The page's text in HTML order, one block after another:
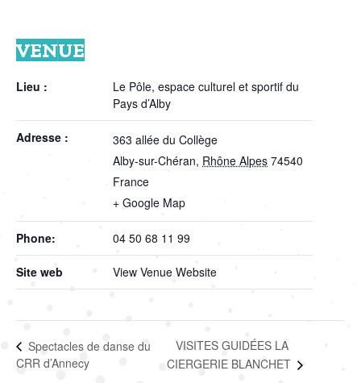
VENUE
Lieu :
Le Pôle, espace culturel et sportif du
Pays d’Alby
Adresse :
363 allée du Collège
Alby-sur-Chéran, Rhône Alpes 74540
France
+ Google Map
Phone: 04 50 68 11 99
Site web View Venue Website
Spectacles de danse du
CRR d’Annecy
VISITES GUIDÉES LA
CIERGERIE BLANCHET